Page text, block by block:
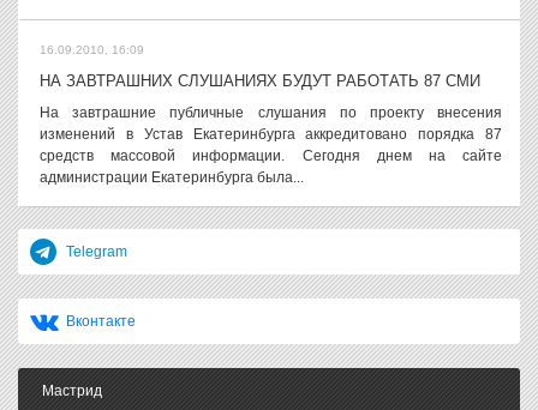
16.09.2010, 16:09
НА ЗАВТРАШНИХ СЛУШАНИЯХ БУДУТ РАБОТАТЬ 87 СМИ
На завтрашние публичные слушания по проекту внесения
изменений в Устав Екатеринбурга аккредитовано порядка 87
средств массовой информации. Сегодня днем на сайте
администрации Екатеринбурга была...
Telegram
Вконтакте
Мастрид